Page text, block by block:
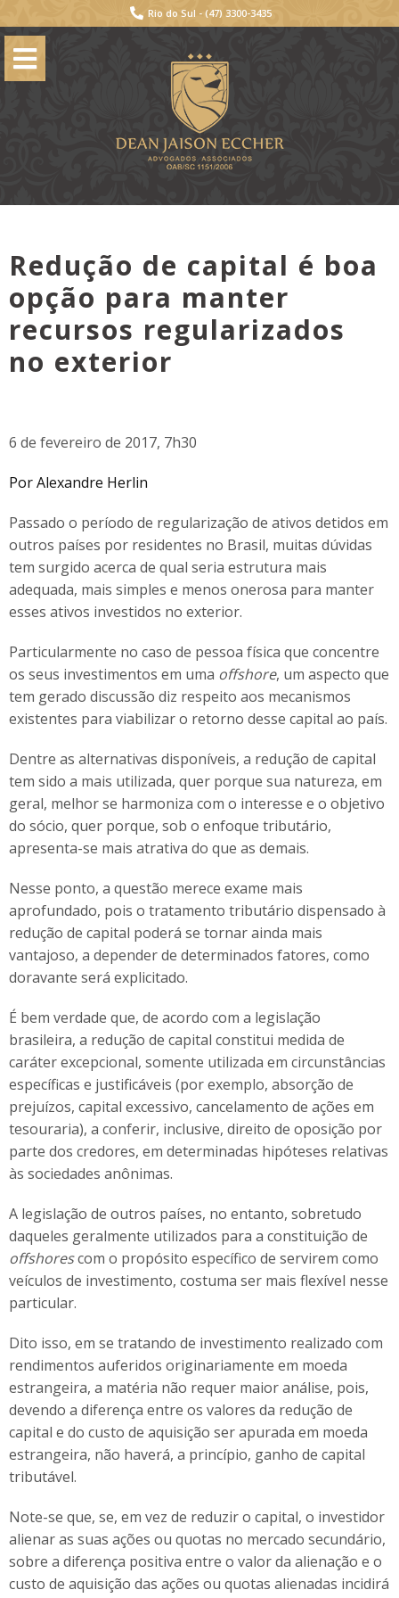
Rio do Sul - (47) 3300-3435
Redução de capital é boa
opção para manter
recursos regularizados
no exterior
6 de fevereiro de 2017, 7h30
Por Alexandre Herlin
Passado o período de regularização de ativos detidos em
outros países por residentes no Brasil, muitas dúvidas
tem surgido acerca de qual seria estrutura mais
adequada, mais simples e menos onerosa para manter
esses ativos investidos no exterior.
Particularmente no caso de pessoa física que concentre
os seus investimentos em uma offshore, um aspecto que
tem gerado discussão diz respeito aos mecanismos
existentes para viabilizar o retorno desse capital ao país.
Dentre as alternativas disponíveis, a redução de capital
tem sido a mais utilizada, quer porque sua natureza, em
geral, melhor se harmoniza com o interesse e o objetivo
do sócio, quer porque, sob o enfoque tributário,
apresenta-se mais atrativa do que as demais.
Nesse ponto, a questão merece exame mais
aprofundado, pois o tratamento tributário dispensado à
redução de capital poderá se tornar ainda mais
vantajoso, a depender de determinados fatores, como
doravante será explicitado.
É bem verdade que, de acordo com a legislação
brasileira, a redução de capital constitui medida de
caráter excepcional, somente utilizada em circunstâncias
específicas e justificáveis (por exemplo, absorção de
prejuízos, capital excessivo, cancelamento de ações em
tesouraria), a conferir, inclusive, direito de oposição por
parte dos credores, em determinadas hipóteses relativas
às sociedades anônimas.
A legislação de outros países, no entanto, sobretudo
daqueles geralmente utilizados para a constituição de
offshorescom o propósito específico de servirem como
veículos de investimento, costuma ser mais flexível nesse
particular.
Dito isso, em se tratando de investimento realizado com
rendimentos auferidos originariamente em moeda
estrangeira, a matéria não requer maior análise, pois,
devendo a diferença entre os valores da redução de
capital e do custo de aquisição ser apurada em moeda
estrangeira, não haverá, a princípio, ganho de capital
tributável.
Note-se que, se, em vez de reduzir o capital, o investidor
alienar as suas ações ou quotas no mercado secundário,
sobre a diferença positiva entre o valor da alienação e o
custo de aquisição das ações ou quotas alienadas incidirá